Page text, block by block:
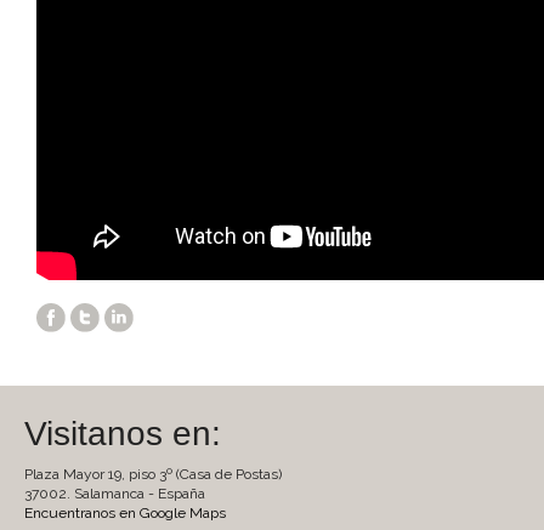
Visitanos en:
Plaza Mayor 19, piso 3º (Casa de Postas)
37002. Salamanca - España
Encuentranos en Google Maps